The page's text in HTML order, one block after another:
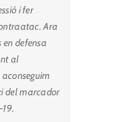
i fer
Ara
defensa
al
del marcador